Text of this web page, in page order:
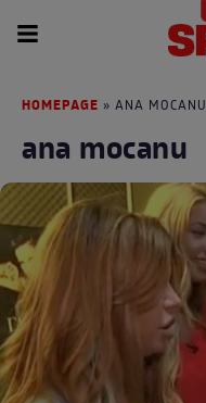
HOMEPAGE » ANA MOCANU
ana mocanu